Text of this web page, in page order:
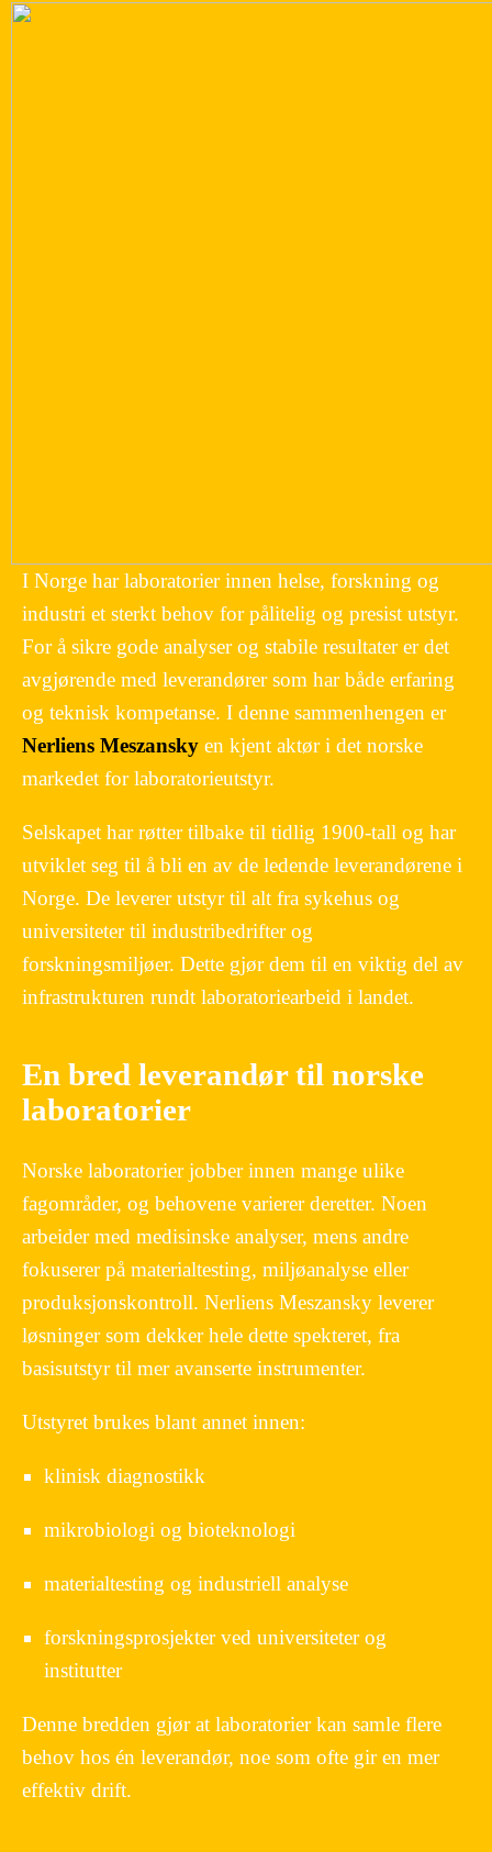
I Norge har laboratorier innen helse, forskning og
industri et sterkt behov for pålitelig og presist utstyr.
For å sikre gode analyser og stabile resultater er det
avgjørende med leverandører som har både erfaring
og teknisk kompetanse. I denne sammenhengen er
Nerliens Meszansky en kjent aktør i det norske
markedet for laboratorieutstyr.
Selskapet har røtter tilbake til tidlig 1900-tall og har
utviklet seg til å bli en av de ledende leverandørene i
Norge. De leverer utstyr til alt fra sykehus og
universiteter til industribedrifter og
forskningsmiljøer. Dette gjør dem til en viktig del av
infrastrukturen rundt laboratoriearbeid i landet.
En bred leverandør til norske
laboratorier
Norske laboratorier jobber innen mange ulike
fagområder, og behovene varierer deretter. Noen
arbeider med medisinske analyser, mens andre
fokuserer på materialtesting, miljøanalyse eller
produksjonskontroll. Nerliens Meszansky leverer
løsninger som dekker hele dette spekteret, fra
basisutstyr til mer avanserte instrumenter.
Utstyret brukes blant annet innen:
klinisk diagnostikk
mikrobiologi og bioteknologi
materialtesting og industriell analyse
forskningsprosjekter ved universiteter og
institutter
Denne bredden gjør at laboratorier kan samle flere
behov hos én leverandør, noe som ofte gir en mer
effektiv drift.